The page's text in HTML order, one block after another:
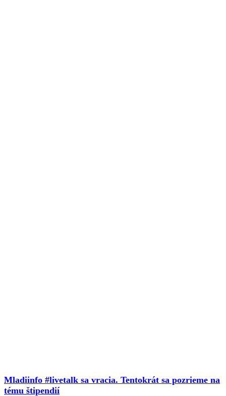
Mladiinfo #livetalk sa vracia. Tentokrát sa pozrieme na
tému štipendií